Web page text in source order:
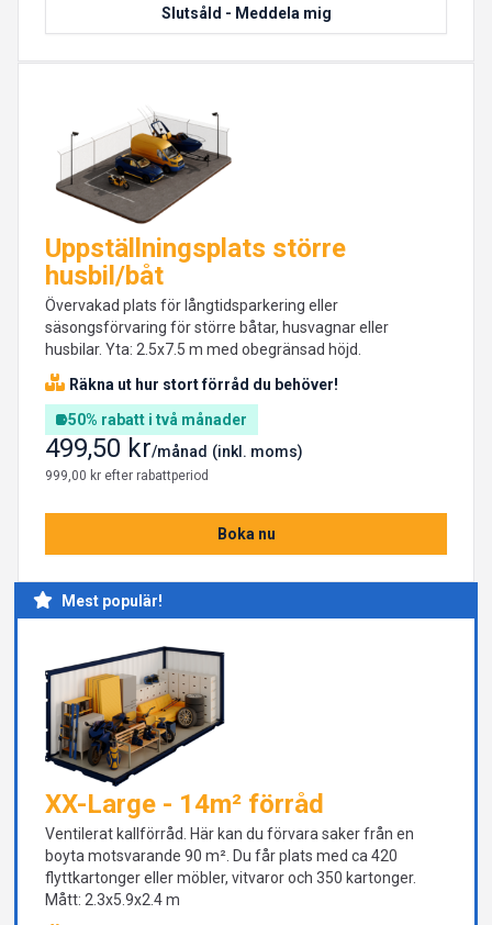
Slutsåld - Meddela mig
Uppställningsplats större
husbil/båt
Övervakad plats för långtidsparkering eller
säsongsförvaring för större båtar, husvagnar eller
husbilar. Yta: 2.5x7.5 m med obegränsad höjd.
Räkna ut hur stort förråd du behöver!
50% rabatt i två månader
Boka nu
499,50 kr/månad (inkl. moms)
999,00 kr efter rabattperiod
Mest populär!
XX-Large - 14m² förråd
Ventilerat kallförråd. Här kan du förvara saker från en
boyta motsvarande 90 m². Du får plats med ca 420
flyttkartonger eller möbler, vitvaror och 350 kartonger.
Mått: 2.3x5.9x2.4 m